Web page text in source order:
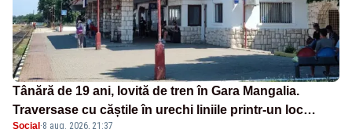
Tânără de 19 ani, lovită de tren în Gara Mangalia.
Traversase cu căștile în urechi liniile printr-un loc
Social ·8 aug. 2026, 21:37